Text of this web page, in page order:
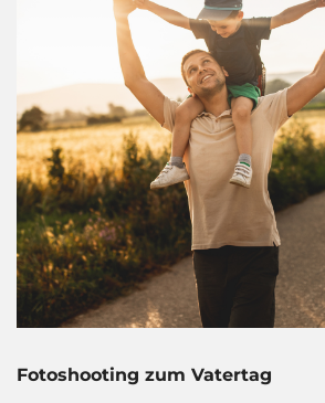
Fotoshooting zum Vatertag